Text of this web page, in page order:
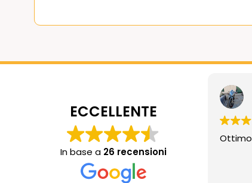
ECCELLENTE
In base a 26 recensioni
Ottimo